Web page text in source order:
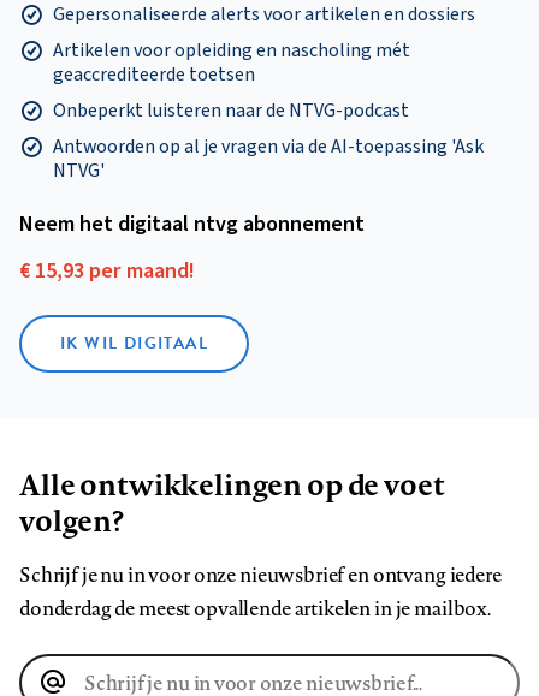
Gepersonaliseerde alerts voor artikelen en dossiers
Artikelen voor opleiding en nascholing mét
geaccrediteerde toetsen
Onbeperkt luisteren naar de NTVG-podcast
Antwoorden op al je vragen via de AI-toepassing 'Ask
NTVG'
Neem het digitaal ntvg abonnement
€ 15,93 per maand!
IK WIL DIGITAAL
Alle ontwikkelingen op de voet
volgen?
Schrijf je nu in voor onze nieuwsbrief en ontvang iedere
donderdag de meest opvallende artikelen in je mailbox.